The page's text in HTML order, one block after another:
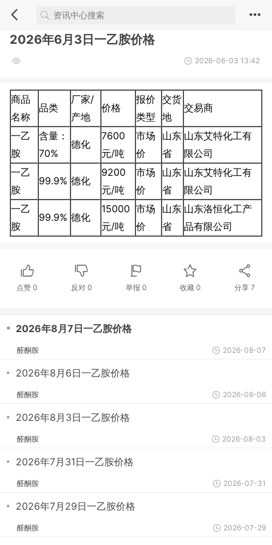
2026年6月3日一乙胺价格
2026-06-03 13:42
商品
名称
品类
厂家/
产地
价格
报价
类型
交货
地
交易商
一乙
胺
含量：
70%
德化
7600
元/吨
市场
价
山东
省
山东艾特化工有
限公司
一乙
胺
99.9% 德化
9200
元/吨
市场
价
山东
省
山东艾特化工有
限公司
一乙
胺
99.9% 德化
15000
元/吨
市场
价
山东
省
山东洛恒化工产
品有限公司
点赞0 反对 0 举报 0 收藏 0 分享7
・ 2026年8月7日一乙胺价格
醛酮胺 2026-08-07
・ 2026年8月6日一乙胺价格
醛酮胺 2026-08-06
・ 2026年8月3日一乙胺价格
醛酮胺 2026-08-03
・ 2026年7月31日一乙胺价格
醛酮胺 2026-07-31
・ 2026年7月29日一乙胺价格
醛酮胺 2026-07-29